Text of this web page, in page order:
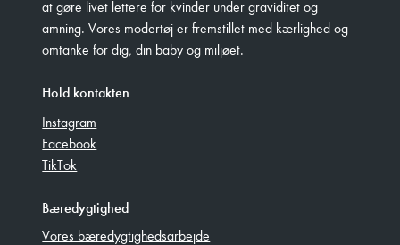
at gøre livet lettere for kvinder under graviditet og
amning. Vores modertøj er fremstillet med kærlighed og
omtanke for dig, din baby og miljøet.
Hold kontakten
Instagram
Facebook
TikTok
Bæredygtighed
Vores bæredygtighedsarbejde